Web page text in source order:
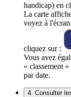
handicap) en
La carte
voyez à
cliquez sur :
Vous avez
« classement
par date.
4. Consulter